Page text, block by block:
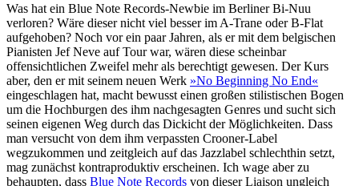
Was hat ein Blue Note Records-Newbie im Berliner Bi-Nuu
verloren? Wäre dieser nicht viel besser im A-Trane oder B-Flat
aufgehoben? Noch vor ein paar Jahren, als er mit dem belgischen
Pianisten Jef Neve auf Tour war, wären diese scheinbar
offensichtlichen Zweifel mehr als berechtigt gewesen. Der Kurs
aber, den er mit seinem neuen Werk »No Beginning No End«
eingeschlagen hat, macht bewusst einen großen stilistischen Bogen
um die Hochburgen des ihm nachgesagten Genres und sucht sich
seinen eigenen Weg durch das Dickicht der Möglichkeiten. Dass
man versucht von dem ihm verpassten Crooner-Label
wegzukommen und zeitgleich auf das Jazzlabel schlechthin setzt,
mag zunächst kontraproduktiv erscheinen. Ich wage aber zu
behaupten, dass Blue Note Records von dieser Liaison ungleich